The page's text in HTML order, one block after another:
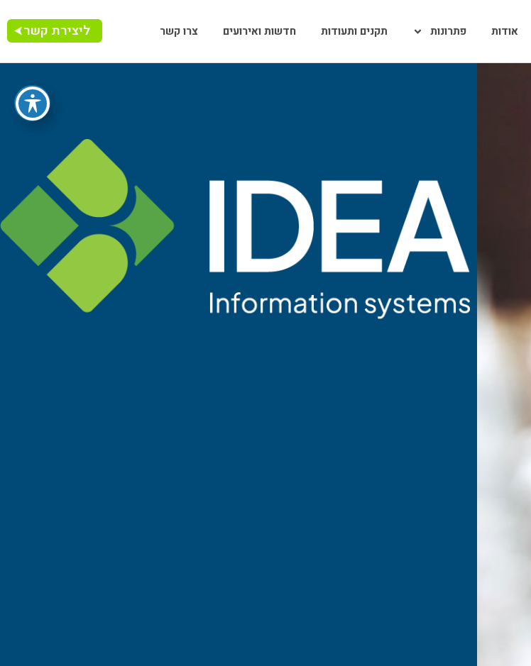
אודות פתרונות תקנים ותעודות חדשות ואירועים צרו קשר ליצירת קשר